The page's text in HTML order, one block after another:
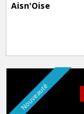
Aisn'Oise
Nouveauté